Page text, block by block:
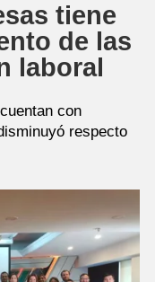
tiene
de las
laboral
con
respecto